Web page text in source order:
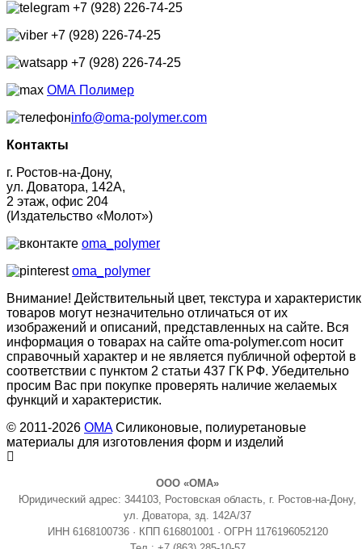
+7 (928) 226-74-25
+7 (928) 226-74-25
+7 (928) 226-74-25
ОМА Полимер
info@oma-polymer.com
Контакты
г. Ростов-на-Дону,
ул. Доватора, 142А,
2 этаж, офис 204
(Издательство «Молот»)
oma_polymer
oma_polymer
Внимание! Действительный цвет, текстура и
товаров могут незначительно отличаться от их
изображений и описаний, представленных на сайте. Вся
информация о товарах на сайте oma-polymer.com носит
справочный характер и не является публичной офертой в
соответствии с пунктом 2 статьи 437 ГК РФ. Убедительно
просим Вас при покупке проверять наличие желаемых
функций и характеристик.
© 2011-2026 OMAСиликоновые, полиуретановые
материалы для изготовления форм и изделий
ООО «ОМА»
Юридический адрес: 344103, Ростовская область, г. Ростов-на-Дону,
ул. Доватора, зд. 142А/37
ИНН 6168100736 · КПП 616801001 · ОГРН 1176196052120